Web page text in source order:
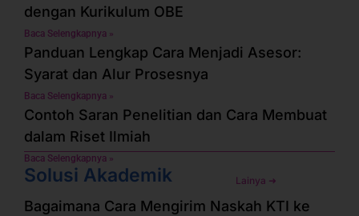
dengan Kurikulum OBE
Baca Selengkapnya »
Panduan Lengkap Cara Menjadi Asesor:
Syarat dan Alur Prosesnya
Baca Selengkapnya »
Contoh Saran Penelitian dan Cara Membuat
dalam Riset Ilmiah
Baca Selengkapnya »
Solusi Akademik Lainya ➜
Bagaimana Cara Mengirim Naskah KTI ke